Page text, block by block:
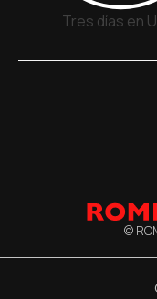
Tres días en
©